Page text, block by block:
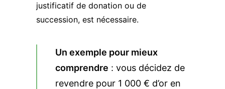
justificatif de donation ou de
succession, est nécessaire.
Un exemple pour mieux
comprendre : vous décidez de
revendre pour 1 000 € d’or en